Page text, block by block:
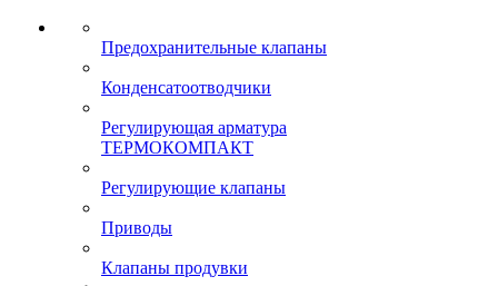
Предохранительные клапаны
Конденсатоотводчики
Регулирующая арматура
ТЕРМОКОМПАКТ
Регулирующие клапаны
Приводы
Клапаны продувки